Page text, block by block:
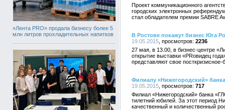
«Лента PRO» продала бизнесу более 5
млн литров прохладительных напитков
Проект коммуникационного
городских электронных
стал обладателем премии SABRE
В Ростове покажут бизнес Юга
19.05.2015
2236
27 мая, в 13.00, в бизнес-центре
открытие выставки «PRовидец
представляют свое
Филиалу «Нижегородский»
19.05.2015
717
Филиал «Нижегородский» банка
тилетний юбилей. За этот период
качественный и количественный